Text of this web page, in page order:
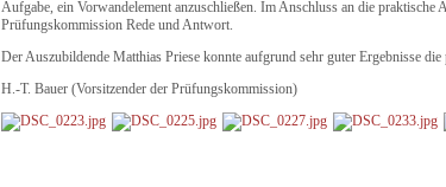
Aufgabe, ein Vorwandelement anzuschließen. Im Anschluss an die praktische
Prüfungskommission Rede und Antwort.
Der Auszubildende Matthias Priese konnte aufgrund sehr guter Ergebnisse
H.-T. Bauer (Vorsitzender der Prüfungskommission)